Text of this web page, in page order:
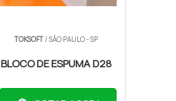
TOKSOFT/ SÃO PAULO - SP
BLOCO DE ESPUMA D28